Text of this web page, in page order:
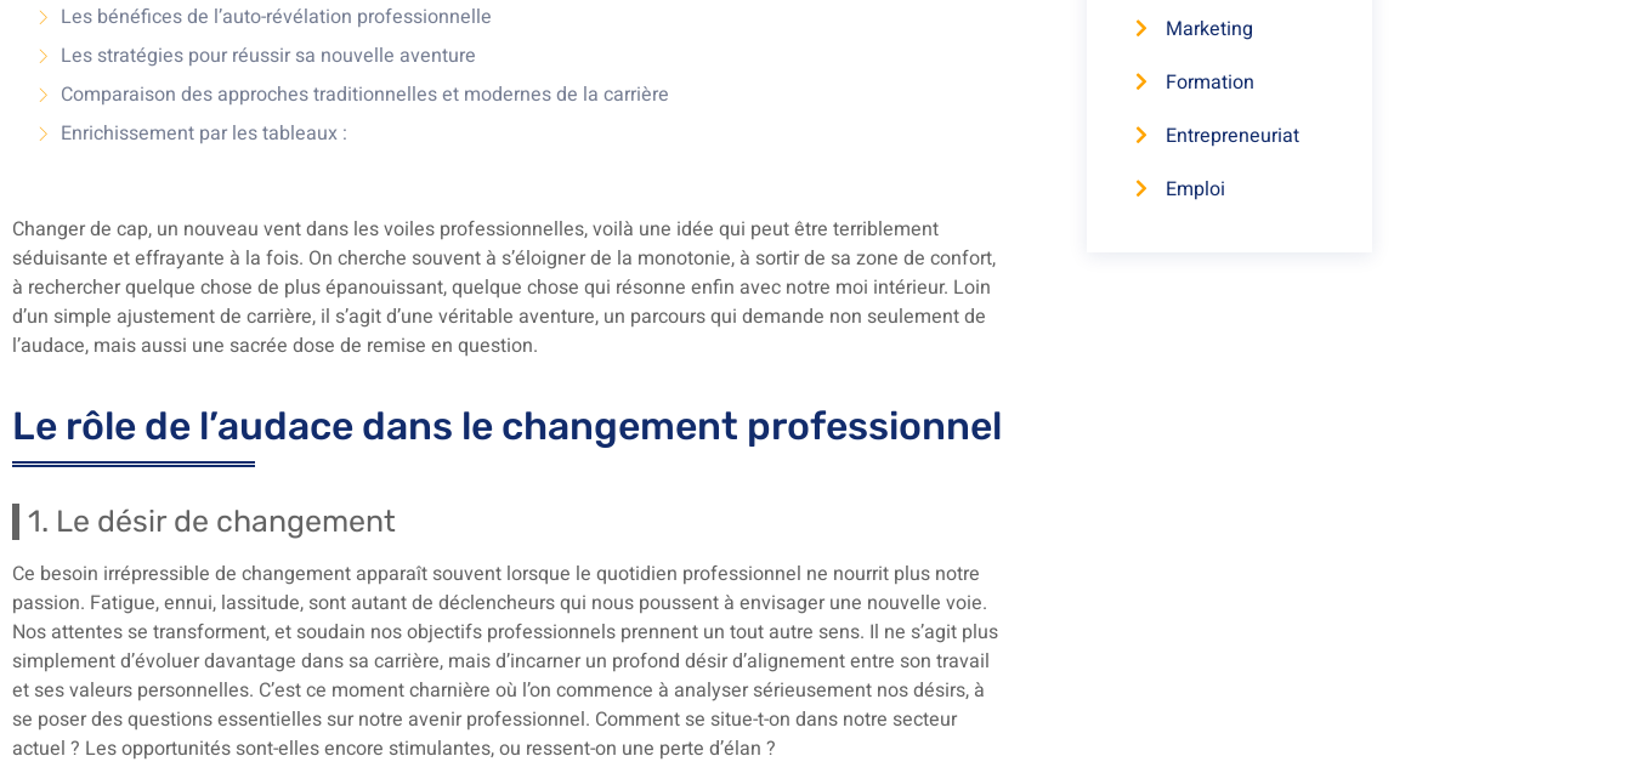
Les bénéfices de l’auto-révélation professionnelle
Les stratégies pour réussir sa nouvelle aventure
Comparaison des approches traditionnelles et modernes de la carrière
Enrichissement par les tableaux :
Changer de cap, un nouveau vent dans les voiles professionnelles, voilà une idée qui peut être terriblement
séduisante et effrayante à la fois. On cherche souvent à s’éloigner de la monotonie, à sortir de sa zone de confort,
à rechercher quelque chose de plus épanouissant, quelque chose qui résonne enfin avec notre moi intérieur. Loin
d’un simple ajustement de carrière, il s’agit d’une véritable aventure, un parcours qui demande non seulement de
l’audace, mais aussi une sacrée dose de remise en question.
Le rôle de l’audace dans le changement professionnel
1. Le désir de changement
Ce besoin irrépressible de changement apparaît souvent lorsque le quotidien professionnel ne nourrit plus notre
passion. Fatigue, ennui, lassitude, sont autant de déclencheurs qui nous poussent à envisager une nouvelle voie.
Nos attentes se transforment, et soudain nos objectifs professionnels prennent un tout autre sens. Il ne s’agit plus
simplement d’évoluer davantage dans sa carrière, mais d’incarner un profond désir d’alignement entre son travail
et ses valeurs personnelles. C’est ce moment charnière où l’on commence à analyser sérieusement nos désirs, à
se poser des questions essentielles sur notre avenir professionnel. Comment se situe-t-on dans notre secteur
actuel ? Les opportunités sont-elles encore stimulantes, ou ressent-on une perte d’élan ?
Marketing
Formation
Entrepreneuriat
Emploi